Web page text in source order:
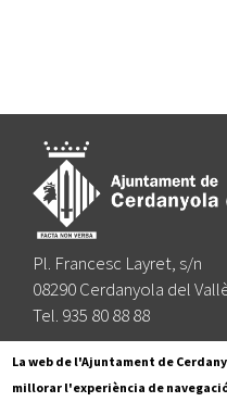
Pl. Francesc Layret, s/n
08290 Cerdanyola del
Tel. 935 80 88 88
Segueix-nos a:
La web de l'Ajuntament de
millorar l'experiència de